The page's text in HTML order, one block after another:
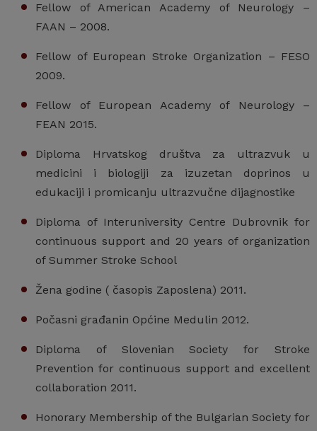
Fellow of American Academy of Neurology –
FAAN – 2008.
Fellow of European Stroke Organization – FESO
2009.
Fellow of European Academy of Neurology –
FEAN 2015.
Diploma Hrvatskog društva za ultrazvuk u
medicini i biologiji za izuzetan doprinos u
edukaciji i promicanju ultrazvučne dijagnostike
Diploma of Interuniversity Centre Dubrovnik for
continuous support and 20 years of organization
of Summer Stroke School
Žena godine ( časopis Zaposlena) 2011.
Počasni građanin Općine Medulin 2012.
Diploma of Slovenian Society for Stroke
Prevention for continuous support and excellent
collaboration 2011.
Honorary Membership of the Bulgarian Society for